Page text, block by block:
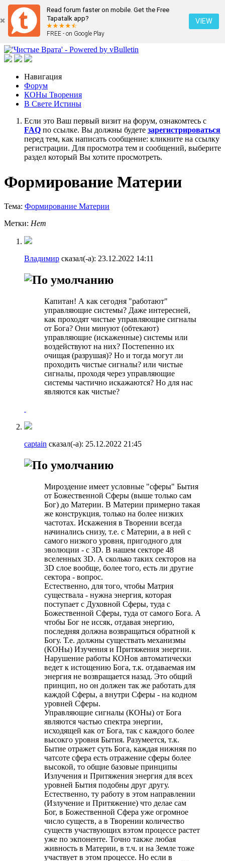
Read forum faster on mobile. Get the Free
Tapatalk app?
FREE - on Google Play
VIEW
Навигация
Форум
КОНы Творения
В Свете Истины
Если это Ваш первый визит на форум, ознакомтесь с
FAQ по ссылке. Вы должны будете зарегистрироваться
перед тем, как написать сообщение: кликните на ссылку
регистрации. Для просмотра тем и сообщений, выберите
раздел который Вы хотите просмотреть.
Формирование Материи
Тема: Формирование Материи
Метки: Нет
Владимир сказал(-а): 23.12.2022 14:11
Капитан! А как сегодня "работают"
управляющие системы? Даже интересней,
как проходят чистые управляющие сигналы
от Бога? Они минуют (обтекают)
управляющие (искаженные) системы или
воздействуют на них? Постепенно их
очищая (разрушая)? Но и тогда могут ли
проходить чистые сигналы? или чистые
сигналы, проходя через управляющие
системы частично искажаются? Но для нас
являются как чистые?
captain сказал(-а): 25.12.2022 21:45
Мироздение имеет условные "сферы" Бытия
от Божественной Сферы (выше только сам
Бог) до Материи. В Материи примерно такая
же конструкция, только на более низких
частотах. Искажения в Творении всегда
начинались снизу, т.е. с Материи, а в ней с
самого низкого уровня, пригодного для
эволюции - с 3D. В нашем секторе 48
вселенных 3D. А сколько таких секторов на
3D слое вообще, более того, есть ли другие
сектора - вопрос.
Естественно, для того, чтобы Матрия
существала - нужна энергия, которая
поступает с Духовной Сферы, туда с
Божественной Сферы, туда от самого Бога. А
чтобы Бог не иссяк, отдавая энергию,
последняя должна возвращаться обратной к
Богу. Т.е. должны существать механизмы
(КОНы) Изучения и Притяжения энергии.
Нарушение работы КОНов автоматически
ведет к истощению Бога, т.к. отдаваемая им
энергия не возвращается назад. Это общий
принцип, но он должен так же работать для
каждой Сферы, а внутри Сферы - на кодном
уровней Сферы.
Управляющие сигналы (КОНы) от Бога
являются частью спектра энергии,
исходящей как от Бога, так с каждого более
высокго уровня Бытия. Разумеется, т.к.
Бытие отражет суть Бога, каждая нижняя по
чатсоте сфера есть отражение сферы более
высокой, то общие базовые принципы
Излучения и Притяжения энергия для всех
уровней Бытия подобны друг другу.
Естественно, ту работу в этом направлении
(Излучение и Притяжение) что делае сам
Бог, в Божественной Сфера уже огромное
число существ, а в Творении количество
существ участвующих вэтом процессе растет
уже по экпоненте. Точно также любая
живность в Материи, в т.ч. и на Земле тоже
участвует в этом процессе. Но если в